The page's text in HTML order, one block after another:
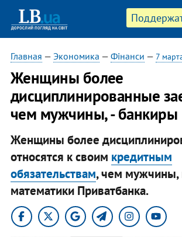
Главная — Экономика — Фінанси — 7
Женщины более
дисциплинированные
чем мужчины, - банкиры
Женщины более
относятся к своим кредитным
обязательствам, чем мужчины,
математики Приватбанка.